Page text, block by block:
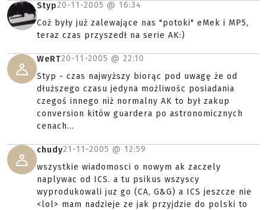
Styp20-11-2005 @ 16:34
Coż były już zalewające nas "potoki" eMek i MP5,
teraz czas przyszedł na serie AK:)
WeRT20-11-2005 @ 22:10
Styp - czas najwyższy biorąc pod uwagę że od
dłuższego czasu jedyna możliwośc posiadania
czegoś innego niż normalny AK to był zakup
conversion kitów guardera po astronomicznych
cenach...
chudy21-11-2005 @ 12:59
wszystkie wiadomosci o nowym ak zaczely
naplywac od ICS. a tu psikus wszyscy
wyprodukowali juz go (CA, G&G) a ICS jeszcze nie
<lol> mam nadzieje ze jak przyjdzie do polski to